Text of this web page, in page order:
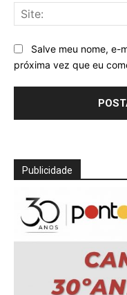
Salve meu nome, e-
próxima vez que eu
Publicidade